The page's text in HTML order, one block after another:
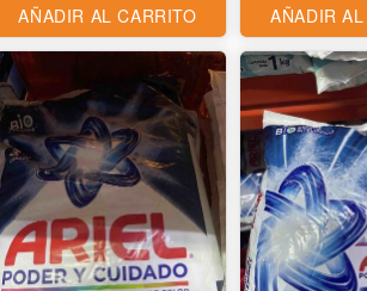
AÑADIR AL CARRITO AÑADIR